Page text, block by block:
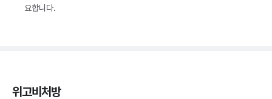
요합니다.
위고비처방